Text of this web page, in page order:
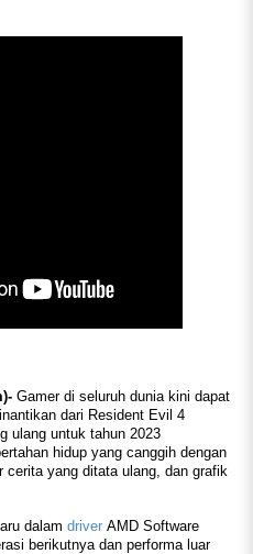
Gamer di seluruh dunia kini dapat
dari Resident Evil 4
ulang untuk tahun 2023
hidup yang canggih dengan
cerita yang ditata ulang, dan grafik
dalam driver AMD Software
berikutnya dan performa luar